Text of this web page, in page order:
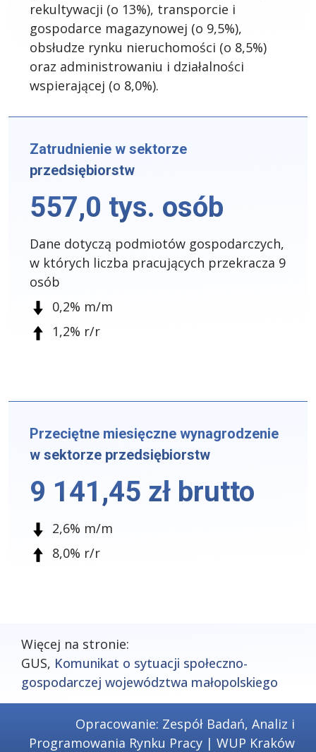
rekultywacji (o 13%), transporcie i
gospodarce magazynowej (o 9,5%),
obsłudze rynku nieruchomości (o 8,5%)
oraz administrowaniu i działalności
wspierającej (o 8,0%).
Zatrudnienie w sektorze
przedsiębiorstw
557,0 tys. osób
Dane dotyczą podmiotów gospodarczych,
w których liczba pracujących przekracza 9
osób
0,2% m/m
1,2% r/r
Przeciętne miesięczne wynagrodzenie
w sektorze przedsiębiorstw
9 141,45 zł brutto
2,6% m/m
8,0% r/r
Więcej na stronie:
GUS, Komunikat o sytuacji społeczno-
gospodarczej województwa małopolskiego
Opracowanie: Zespół Badań, Analiz i
Programowania Rynku Pracy | WUP Kraków